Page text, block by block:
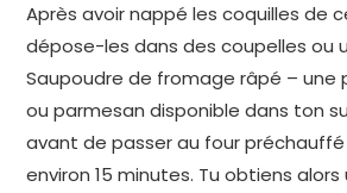
Après avoir nappé les coquilles de
dépose-les dans des coupelles ou
Saupoudre de fromage râpé – une
ou parmesan disponible dans ton
avant de passer au four préchauffé
environ 15 minutes. Tu obtiens